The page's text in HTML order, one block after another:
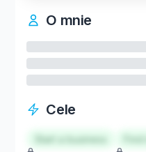
O mnie
Cele
Start a business